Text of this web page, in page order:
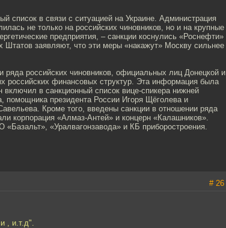
список в связи с ситуацией на Украине. Администрация
не только на российских чиновников, но и на крупные
предприятия, – санкции коснулись «Роснефти»
заявляют, что эти меры «накажут» Москву сильнее
российских чиновников, официальных лиц Донецкой и
российских финансовых структур. Эта информация была
в санкционный список вице-спикера нижней
помощника президента России Игоря Щёголева и
Кроме того, введены санкции в отношении ряда
корпорация «Алмаз-Антей» и концерн «Калашников».
«Уралвагонзавода» и КБ приборостроения.
# 26
, и.т.д".